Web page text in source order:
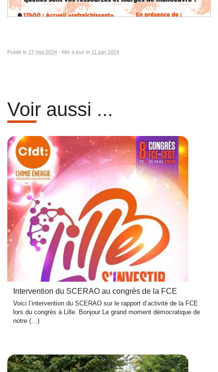
Publié le 17 mai 2024 - Mis à jour le 11 juin 2024
Voir aussi ...
Intervention du SCERAO au congrès de la FCE
Voici l’intervention du SCERAO sur le rapport d’activité de la FCE
lors du congrès à Lille. Bonjour Le grand moment démocratique de
notre (…)